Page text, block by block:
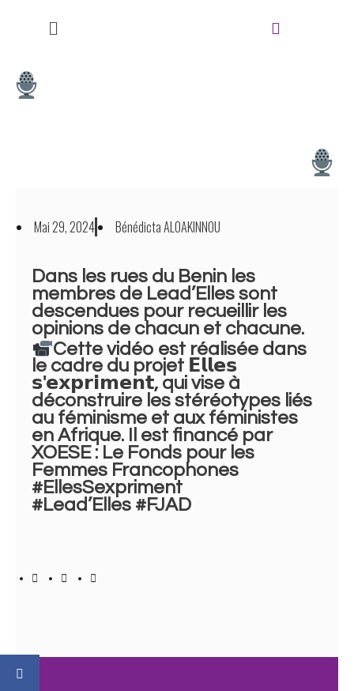
Mai 29, 2024 Bénédicta ALOAKINNOU
Dans les rues du Benin les
membres de Lead’Elles sont
descendues pour recueillir les
opinions de chacun et chacune.
Cette vidéo est réalisée dans
le cadre du projet 𝗘𝗹𝗹𝗲𝘀
𝘀'𝗲𝘅𝗽𝗿𝗶𝗺𝗲𝗻𝘁, qui vise à
déconstruire les stéréotypes liés
au féminisme et aux féministes
en Afrique. Il est financé par
XOESE : Le Fonds pour les
Femmes Francophones
#EllesSexpriment
#Lead’Elles #FJAD